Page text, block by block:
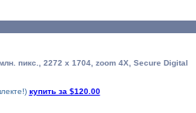
пикс., 2272 x 1704, zoom 4X, Secure Digital
купить за $120.00